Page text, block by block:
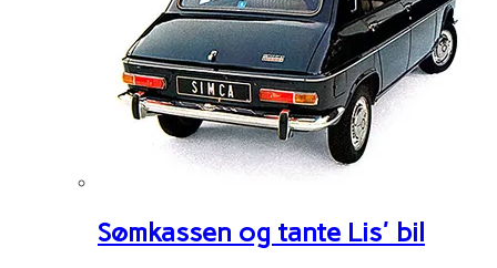
Sømkassen og tante Lis' bil